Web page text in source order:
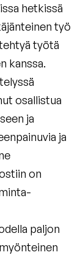
hetkissä
työ
työtä
kanssa.
osallistua
ja
ja
on
paljon